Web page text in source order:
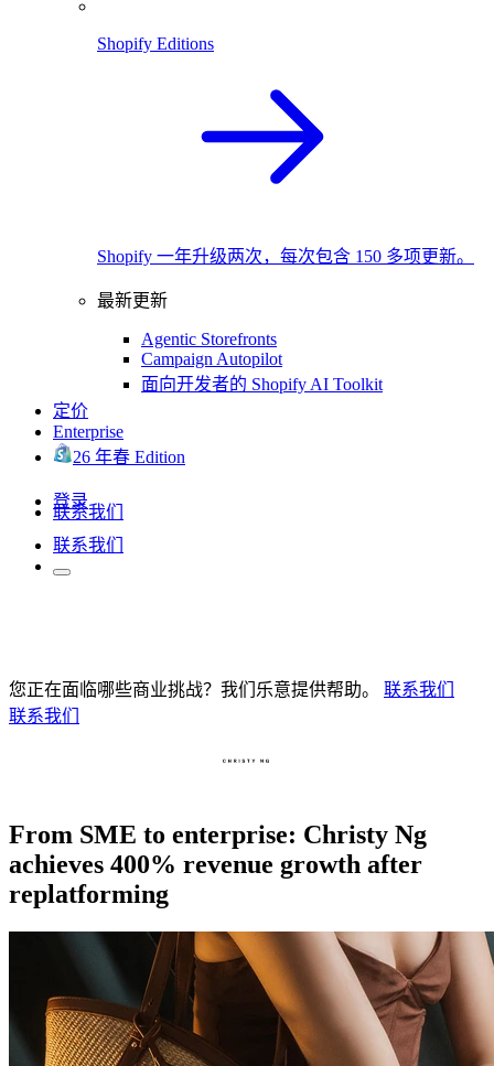
Shopify Editions
Shopify 一年升级两次，每次包含 150 多项更新。
最新更新
Agentic Storefronts
Campaign Autopilot
面向开发者的 Shopify AI Toolkit
定价
Enterprise
26 年春 Edition
登录
联系我们
联系我们
您正在面临哪些商业挑战？我们乐意提供帮助。
联系我们
联系我们
From SME to enterprise: Christy Ng
achieves 400% revenue growth after
replatforming